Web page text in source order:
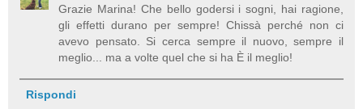
Grazie Marina! Che bello godersi i sogni, hai ragione,
gli effetti durano per sempre! Chissà perché non ci
avevo pensato. Si cerca sempre il nuovo, sempre il
meglio... ma a volte quel che si ha È il meglio!
Rispondi